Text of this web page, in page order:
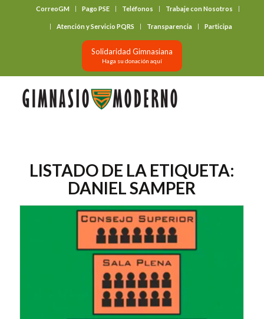
CorreoGM Pago PSE Teléfonos Trabaje con Nosotros
Atención y Servicio PQRS Transparencia Participa
Solidaridad Gimnasiana
Haga su donación aquí
LISTADO DE LA ETIQUETA:
DANIEL SAMPER